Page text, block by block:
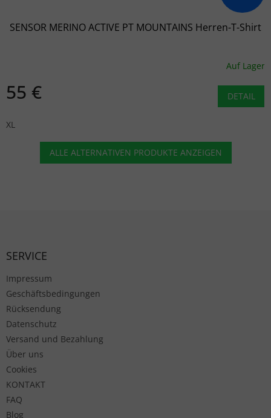
SENSOR MERINO ACTIVE PT MOUNTAINS Herren-T-Shirt
Auf Lager
55 € DETAIL
XL
ALLE ALTERNATIVEN PRODUKTE ANZEIGEN
SERVICE
Impressum
Geschäftsbedingungen
Rücksendung
Datenschutz
Versand und Bezahlung
Über uns
Cookies
KONTAKT
FAQ
Blog